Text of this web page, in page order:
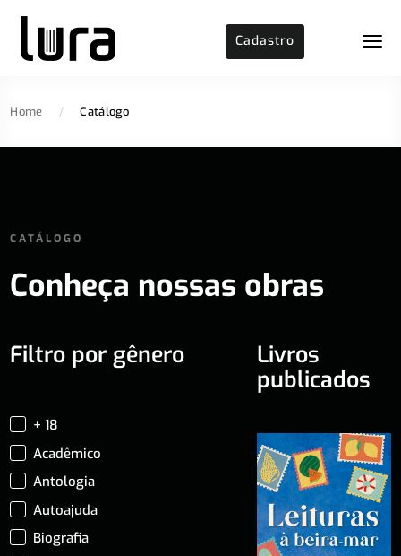
Cadastro
Home / Catálogo
CATÁLOGO
Conheça nossas obras
Filtro por gênero
+ 18
Acadêmico
Antologia
Autoajuda
Biografia
Livros
publicados